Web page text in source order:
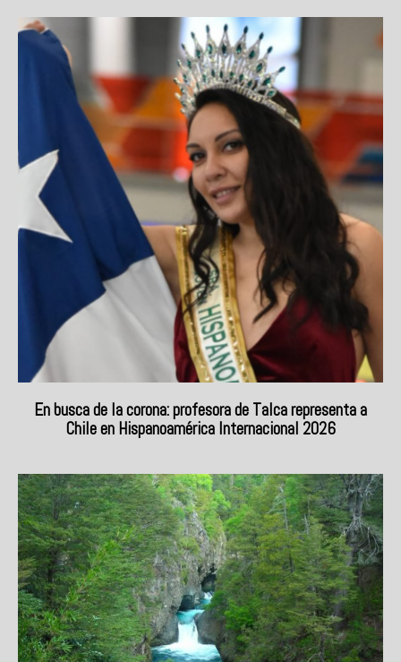
En busca de la corona: profesora de Talca representa a
Chile en Hispanoamérica Internacional 2026